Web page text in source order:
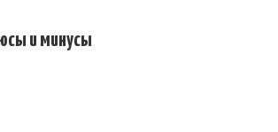
и минусы